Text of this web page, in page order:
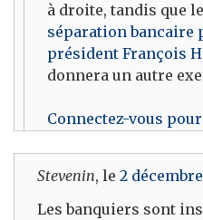
à droite, tandis que le
séparation bancaire
président François
donnera un autre
Connectez-vous
Stevenin, le 2 décembre
Les banquiers sont